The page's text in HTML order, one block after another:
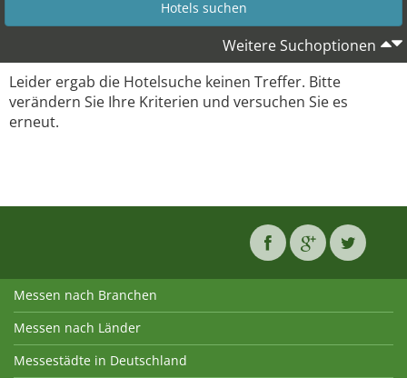
Weitere Suchoptionen
Leider ergab die Hotelsuche keinen Treffer. Bitte
verändern Sie Ihre Kriterien und versuchen Sie es
erneut.
Messen nach Branchen
Messen nach Länder
Messestädte in Deutschland